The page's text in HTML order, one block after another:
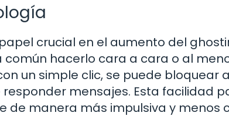
crucial en el aumento del
hacerlo cara a cara o al
un simple clic, se puede bloquear
mensajes. Esta facilidad
de manera más impulsiva y menos